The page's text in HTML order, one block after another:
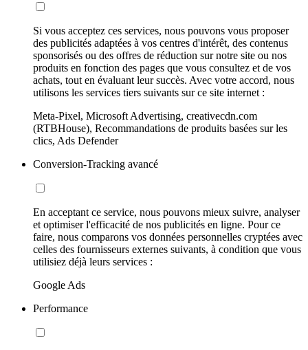
Si vous acceptez ces services, nous pouvons vous proposer
des publicités adaptées à vos centres d'intérêt, des contenus
sponsorisés ou des offres de réduction sur notre site ou nos
produits en fonction des pages que vous consultez et de vos
achats, tout en évaluant leur succès. Avec votre accord, nous
utilisons les services tiers suivants sur ce site internet :
Meta-Pixel, Microsoft Advertising, creativecdn.com
(RTBHouse), Recommandations de produits basées sur les
clics, Ads Defender
Conversion-Tracking avancé
En acceptant ce service, nous pouvons mieux suivre, analyser
et optimiser l'efficacité de nos publicités en ligne. Pour ce
faire, nous comparons vos données personnelles cryptées avec
celles des fournisseurs externes suivants, à condition que vous
utilisiez déjà leurs services :
Google Ads
Performance